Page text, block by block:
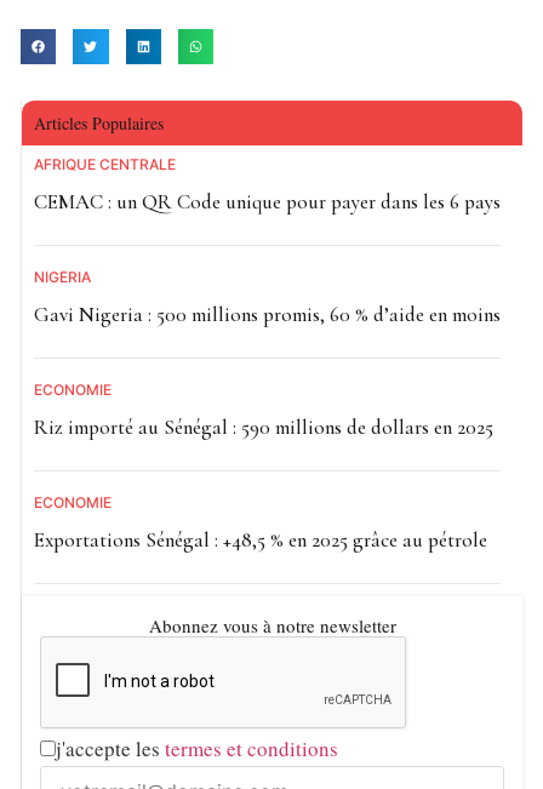
Articles Populaires
AFRIQUE CENTRALE
CEMAC : un QR Code unique pour payer dans les 6 pays
NIGÉRIA
Gavi Nigeria : 500 millions promis, 60 % d’aide en moins
ECONOMIE
Riz importé au Sénégal : 590 millions de dollars en 2025
ECONOMIE
Exportations Sénégal : +48,5 % en 2025 grâce au pétrole
Abonnez vous à notre newsletter
j'accepte les termes et conditions